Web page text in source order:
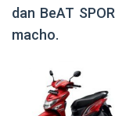
dan BeAT
macho.